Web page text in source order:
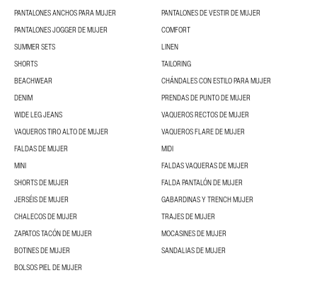
PANTALONES ANCHOS PARA MUJER
PANTALONES DE VESTIR DE MUJER
PANTALONES JOGGER DE MUJER
COMFORT
SUMMER SETS
LINEN
SHORTS
TAILORING
BEACHWEAR
CHÁNDALES CON ESTILO PARA MUJER
DENIM
PRENDAS DE PUNTO DE MUJER
WIDE LEG JEANS
VAQUEROS RECTOS DE MUJER
VAQUEROS TIRO ALTO DE MUJER
VAQUEROS FLARE DE MUJER
FALDAS DE MUJER
MIDI
MINI
FALDAS VAQUERAS DE MUJER
SHORTS DE MUJER
FALDA PANTALÓN DE MUJER
JERSÉIS DE MUJER
GABARDINAS Y TRENCH MUJER
CHALECOS DE MUJER
TRAJES DE MUJER
ZAPATOS TACÓN DE MUJER
MOCASINES DE MUJER
BOTINES DE MUJER
SANDALIAS DE MUJER
BOLSOS PIEL DE MUJER